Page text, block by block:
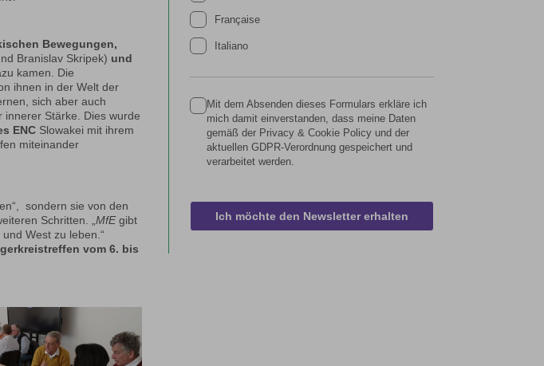
Bewegungen,
Branislav Skripek) und
kamen. Die
ihnen in der Welt der
sich aber auch
Stärke. Dies wurde
ENC Slowakei mit ihrem
miteinander
sondern sie von den
Schritten. „MfEgibt
West zu leben.“
vom 6. bis
Française
Italiano
Mit dem Absenden dieses Formulars erkläre ich
mich damit einverstanden, dass meine Daten
gemäß der Privacy & Cookie Policy und der
aktuellen GDPR-Verordnung gespeichert und
verarbeitet werden.
Ich möchte den Newsletter erhalten